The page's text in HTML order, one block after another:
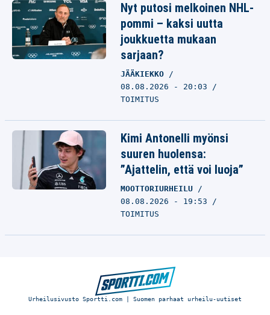
Nyt putosi melkoinen NHL-
pommi – kaksi uutta
joukkuetta mukaan
sarjaan?
JÄÄKIEKKO
08.08.2026 - 20:03
TOIMITUS
Kimi Antonelli myönsi
suuren huolensa:
”Ajattelin, että voi luoja”
MOOTTORIURHEILU
08.08.2026 - 19:53
TOIMITUS
Urheilusivusto Sportti.com | Suomen parhaat urheilu-uutiset